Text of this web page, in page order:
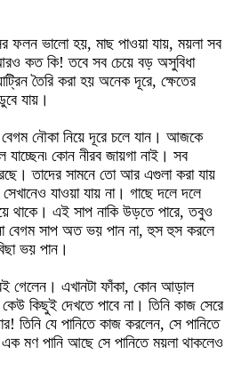
ফলন ভালো হয়, মাছ পাওয়া যায়, ময়লা সব
কত কি! তবে সব চেয়ে বড় অসুবিধা
তৈরি করা হয় অনেক দূরে, ক্ষেতের
যায়।
বেগম নৌকা নিয়ে দূরে চলে যান। আজকে
যাচ্ছেন৷ কোন নীরব জায়গা নাই। সব
তাদের সামনে তো আর এগুলা করা যায়
যাওয়া যায় না। গাছে দলে দলে
থাকে। এই সাপ নাকি উড়তে পারে, তবুও
বেগম সাপ অত ভয় পান না, হুস হুস করলে
ভয় পান।
গেলেন। এখানটা ফাঁকা, কোন আড়াল
কিছুই দেখতে পাবে না। তিনি কাজ সেরে
তিনি যে পানিতে কাজ করলেন, সে পানিতে
মণ পানি আছে সে পানিতে ময়লা থাকলেও